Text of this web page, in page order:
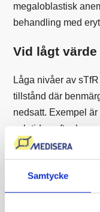
Samtycke
megaloblastisk
behandling med
Vid lågt värde
Låga nivåer av
tillstånd där
nedsatt. Exempel
och tiden efter
Tester